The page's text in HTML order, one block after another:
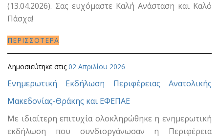
(13.04.2026). Σας ευχόμαστε Καλή Ανάσταση και Καλό
Πάσχα!
ΠΕΡΙΣΣΟΤΕΡΑ
Δημοσιεύτηκε στις 02 Απριλίου 2026
Ενημερωτική Εκδήλωση Περιφέρειας Ανατολικής
Μακεδονίας-Θράκης και ΕΦΕΠΑΕ
Με ιδιαίτερη επιτυχία ολοκληρώθηκε η ενημερωτική
εκδήλωση που συνδιοργάνωσαν η Περιφέρεια